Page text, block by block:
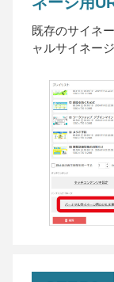
既存のサイネ
ャルサイネー